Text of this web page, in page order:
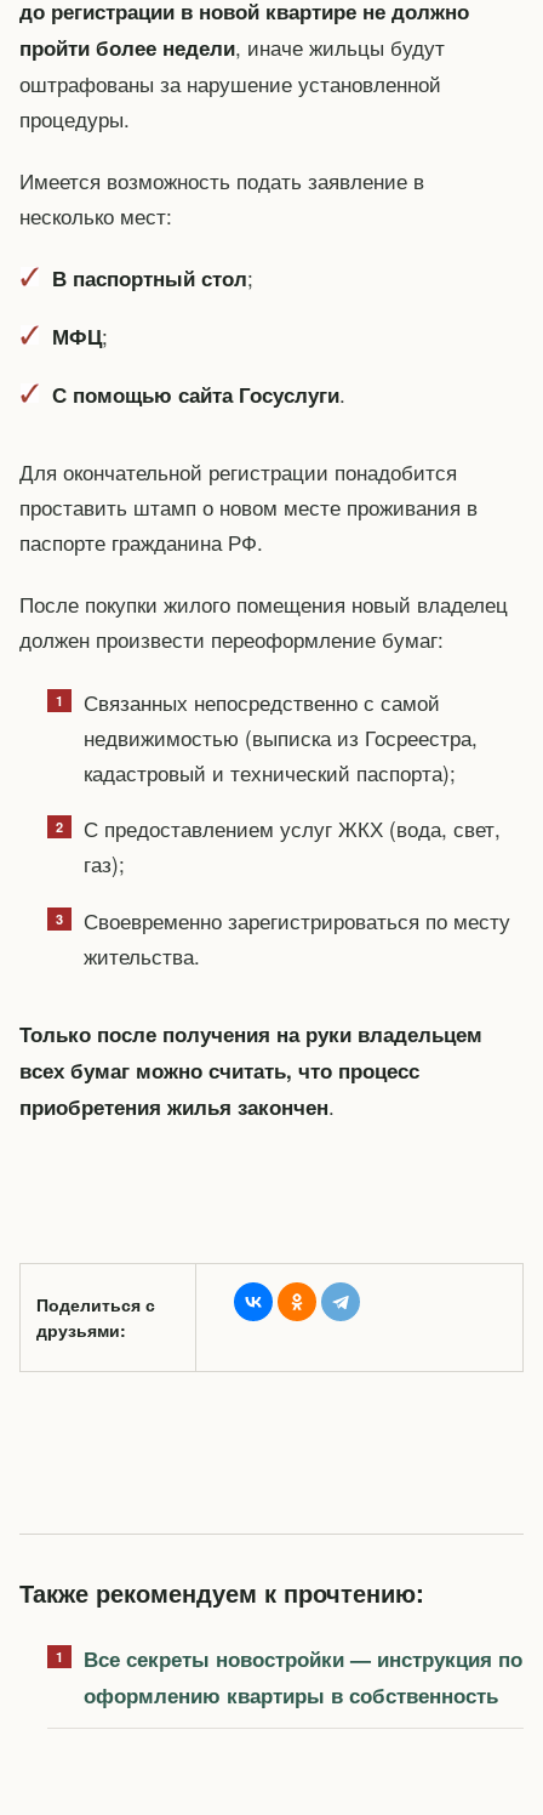
до регистрации в новой квартире не должно
пройти более недели, иначе жильцы будут
оштрафованы за нарушение установленной
процедуры.
Имеется возможность подать заявление в
несколько мест:
В паспортный стол;
МФЦ;
С помощью сайта Госуслуги.
Для окончательной регистрации понадобится
проставить штамп о новом месте проживания в
паспорте гражданина РФ.
После покупки жилого помещения новый владелец
должен произвести переоформление бумаг:
Связанных непосредственно с самой
недвижимостью (выписка из Госреестра,
кадастровый и технический паспорта);
С предоставлением услуг ЖКХ (вода, свет,
газ);
Своевременно зарегистрироваться по месту
жительства.
Только после получения на руки владельцем
всех бумаг можно считать, что процесс
приобретения жилья закончен.
Поделиться с
друзьями:
Также рекомендуем к прочтению:
Все секреты новостройки — инструкция по
оформлению квартиры в собственность